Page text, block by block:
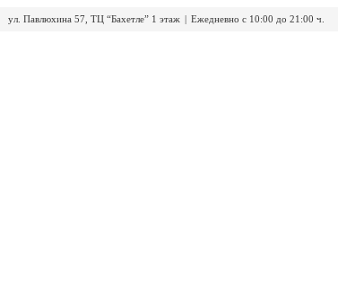
ул. Павлюхина 57, ТЦ “Бахетле” 1 этаж | Ежедневно с 10:00 до 21:00 ч.